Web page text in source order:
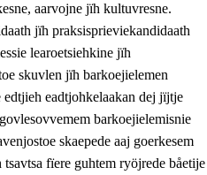
lïerehtimmie
jïh barkoejielemisnie
aarvojne jïh kultuvresne.
jïh praksisprieviekandidaath
learoetsiehkine jïh
skuvlen jïh barkoejielemen
edtjieh eadtjohkelaakan dej jïjtje
barkoejielemisnie
skaepede aaj goerkesem
fïere guhtem ryöjrede båetije